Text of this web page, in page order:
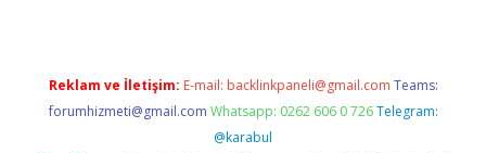
Reklam ve İletişim: E-mail: backlinkpaneli@gmail.com Teams:
forumhizmeti@gmail.com Whatsapp: 0262 606 0 726 Telegram:
@karabul